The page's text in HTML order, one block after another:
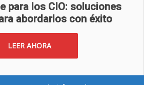
para los CIO: soluciones
abordarlos con éxito
LEER AHORA